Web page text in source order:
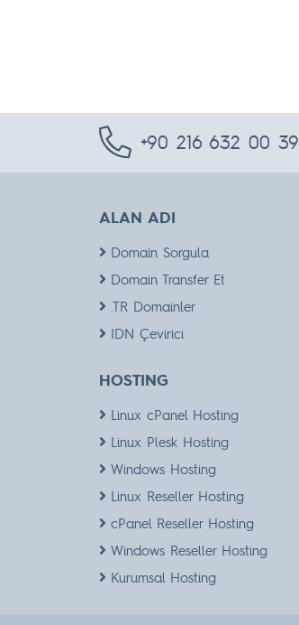
+90 216 632 00 39
ALAN ADI
Domain Sorgula
Domain Transfer Et
.TR Domainler
IDN Çevirici
HOSTING
Linux cPanel Hosting
Linux Plesk Hosting
Windows Hosting
Linux Reseller Hosting
cPanel Reseller Hosting
Windows Reseller Hosting
Kurumsal Hosting